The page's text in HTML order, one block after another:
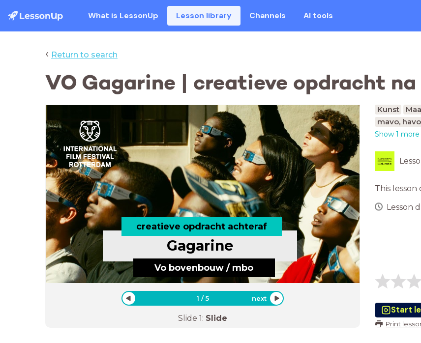
What is LessonUp Lesson library Channels AI tools
‹ Return to search
VO Gagarine | creatieve opdracht
Gagarine
Vo bovenbouw / mbo
creatieve opdracht achteraf
1 /5 next
Slide 1: Slide
Kunst
mavo,
Show 1 more
This lesson
Lesson
Start
Print